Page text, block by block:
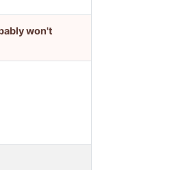
won't